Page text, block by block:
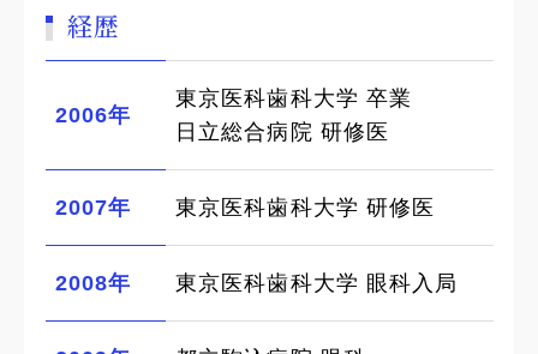
経歴
2006年
東京医科歯科大学 卒業
日立総合病院 研修医
2007年 東京医科歯科大学 研修医
2008年 東京医科歯科大学 眼科入局